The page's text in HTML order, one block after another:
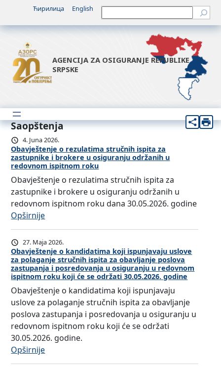
Ћирилица English Претрага
AGENCIJA ZA OSIGURANJE REPUBLIKE
SRPSKE
Saopštenja
4. Juna 2026.
Obavještenje o rezulatima stručnih ispita za
zastupnike i brokere u osiguranju održanih u
redovnom ispitnom roku
Obavještenje o rezulatima stručnih ispita za
zastupnike i brokere u osiguranju održanih u
redovnom ispitnom roku dana 30.05.2026. godine
Opširnije:
O
b
a
v
j
n
e
27. Maja 2026.
Obavještenje o kandidatima koji ispunjavaju uslove
za polaganje stručnih ispita za obavljanje poslova
zastupanja i posredovanja u osiguranju u redovnom
ispitnom roku koji će se održati 30.05.2026. godine
Obavještenje o kandidatima koji ispunjavaju
uslove za polaganje stručnih ispita za obavljanje
poslova zastupanja i posredovanja u osiguranju u
redovnom ispitnom roku koji će se održati
30.05.2026. godine.
Opširnije:
O